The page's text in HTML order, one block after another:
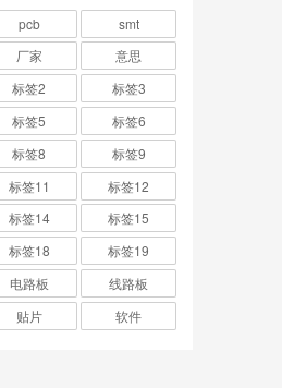
pcb
smt
厂家
意思
标签2
标签3
标签5
标签6
标签8
标签9
标签11
标签12
标签14
标签15
标签18
标签19
电路板
线路板
贴片 软件